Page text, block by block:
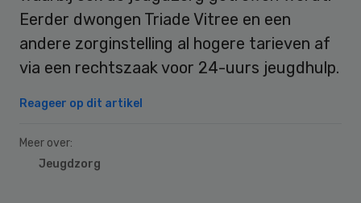
Eerder dwongen Triade Vitree en een
andere zorginstelling al hogere tarieven af
via een rechtszaak voor 24-uurs jeugdhulp.
Reageer op dit artikel
Meer over:
Jeugdzorg